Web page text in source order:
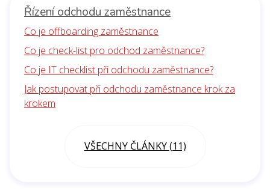
Řízení odchodu zaměstnance
Co je offboarding zaměstnance
Co je check-list pro odchod zaměstnance?
Co je IT checklist při odchodu zaměstnance?
Jak postupovat při odchodu zaměstnance krok za
krokem
VŠECHNY ČLÁNKY (11)